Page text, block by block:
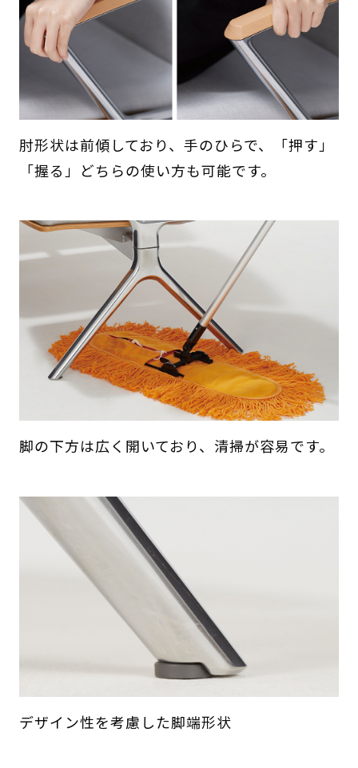
肘形状は前傾しており、手のひらで、「押す」
「握る」どちらの使い方も可能です。
脚の下方は広く開いており、清掃が容易です。
デザイン性を考慮した脚端形状